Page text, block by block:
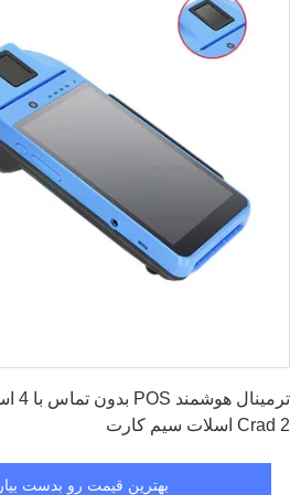
Crad 2 اسلات سیم کارت
بهترین قیمت رو بدست بیار